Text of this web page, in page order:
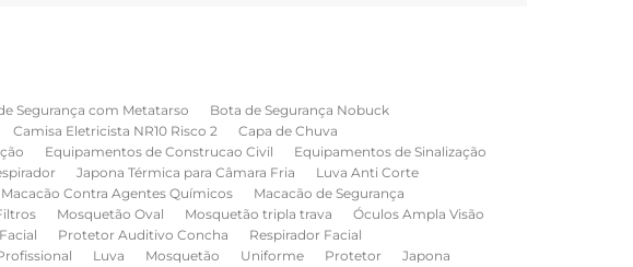
Segurança com Metatarso
Bota de Segurança Nobuck
Camisa Eletricista NR10 Risco 2
Capa de Chuva
Equipamentos de Construcao Civil
Equipamentos de Sinalização
Japona Térmica para Câmara Fria
Luva Anti Corte
Macacão Contra Agentes Químicos
Macacão de Segurança
Mosquetão Oval Mosquetão tripla trava
Óculos Ampla Visão
Protetor Auditivo Concha
Respirador Facial
Luva Mosquetão Uniforme Protetor Japona